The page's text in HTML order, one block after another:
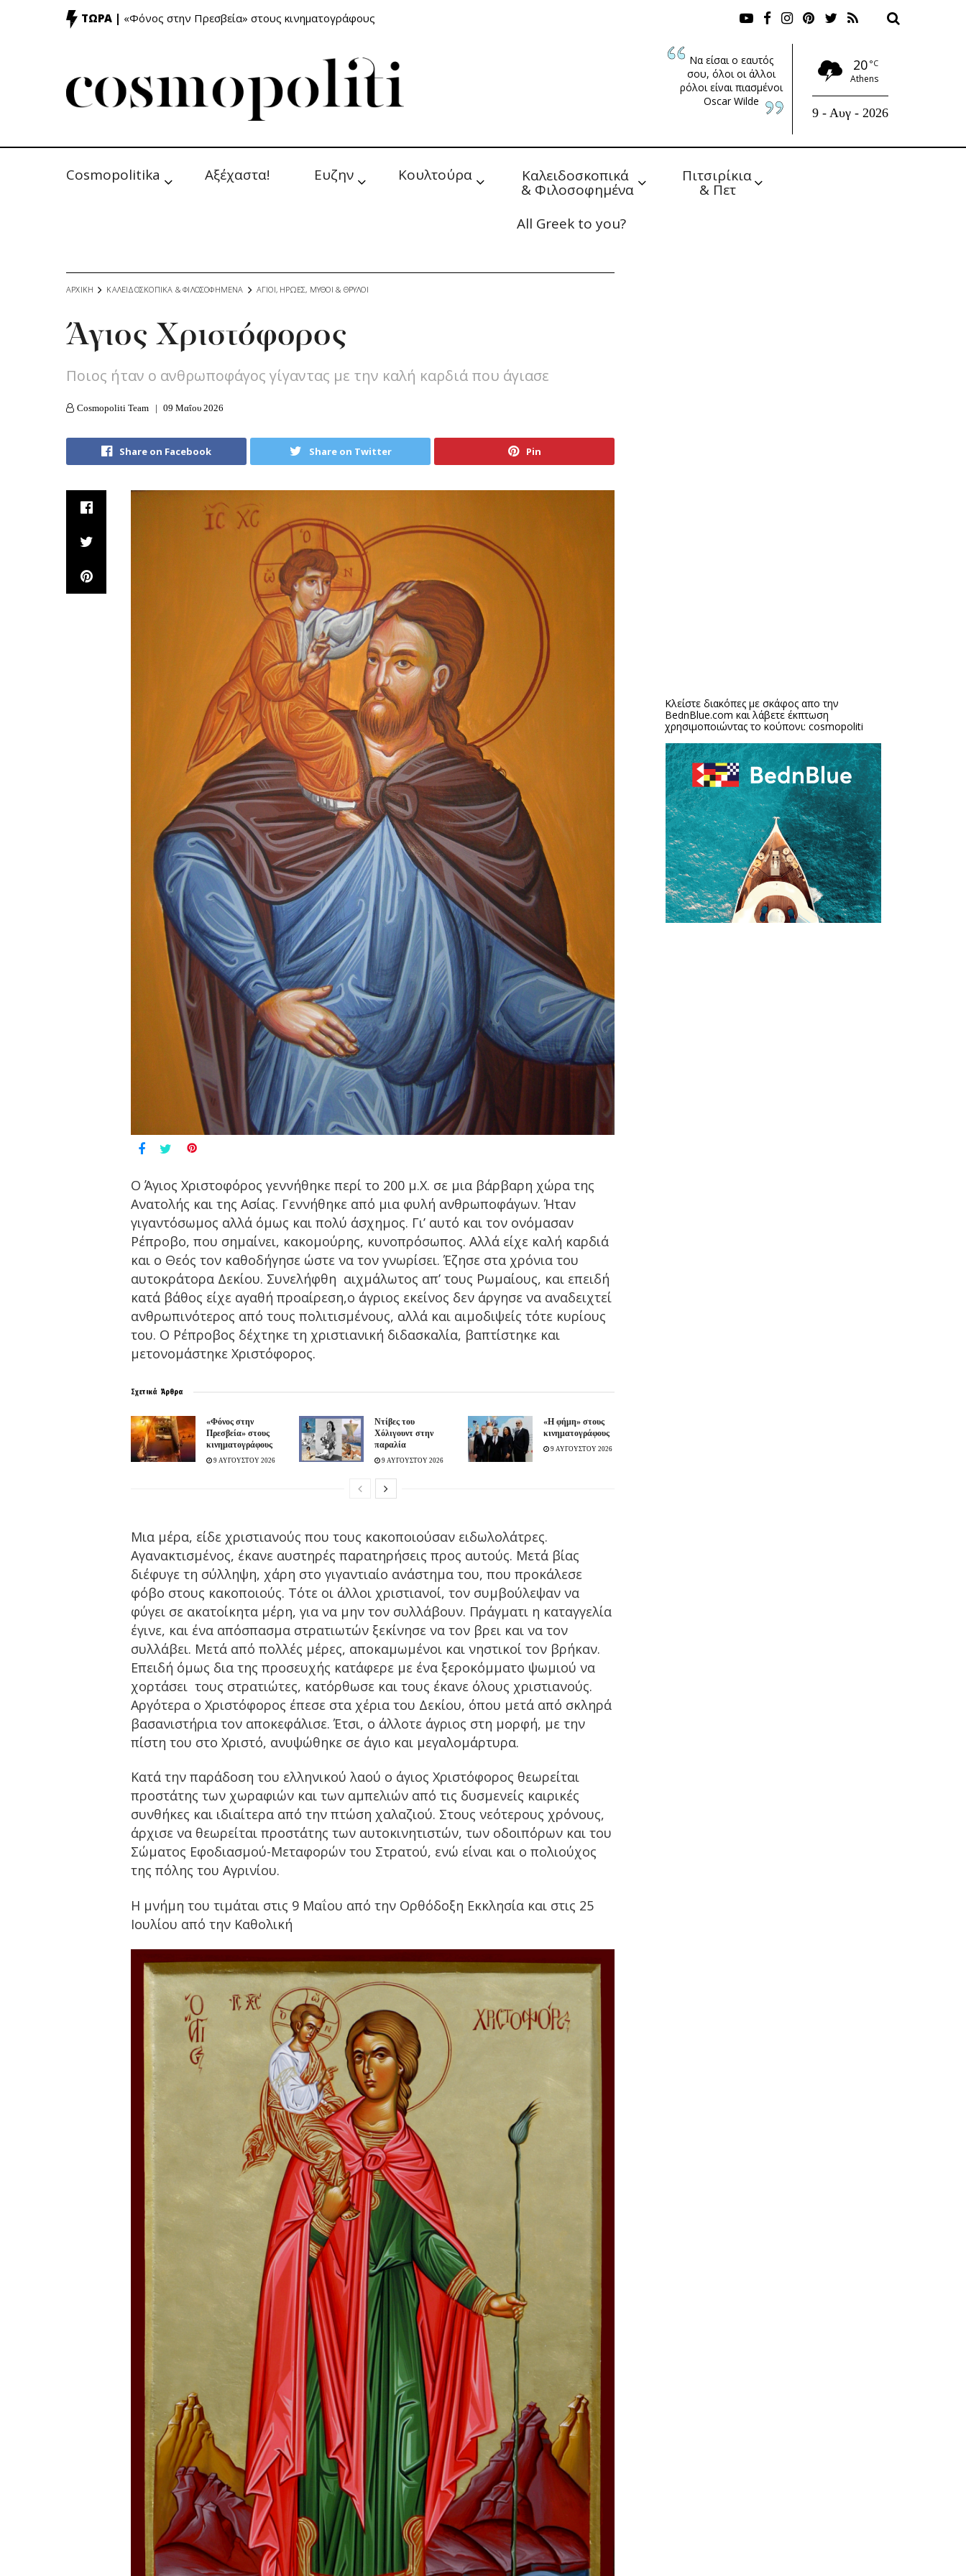
ΤΩΡΑ | «Φόνος στην Πρεσβεία» στους κινηματογράφους
Να είσαι ο εαυτός
σου, όλοι οι άλλοι
ρόλοι είναι πιασμένοι
Oscar Wilde
20 °C
Athens
9 - Αυγ - 2026
Cosmopolitika Αξέχαστα! Ευζην Κουλτούρα Καλειδοσκοπικά
& Φιλοσοφημένα
Πιτσιρίκια
& Πετ
All Greek to you?
ΑΡΧΙΚΗ ΚΑΛΕΙΔΟΣΚΟΠΙΚΑ & ΦΙΛΟΣΟΦΗΜΕΝΑ ΑΓΙΟΙ, ΗΡΩΕΣ, ΜΥΘΟΙ & ΘΡΥΛΟΙ
Άγιος Χριστόφορος
Ποιος ήταν ο ανθρωποφάγος γίγαντας με την καλή καρδιά που άγιασε
Cosmopoliti Team 09 Μαΐου 2026
Share on Facebook Share on Twitter Pin
Ο Άγιος Χριστοφόρος γεννήθηκε περί το 200 μ.Χ. σε μια βάρβαρη χώρα της
Ανατολής και της Ασίας. Γεννήθηκε από μια φυλή ανθρωποφάγων. Ήταν
γιγαντόσωμος αλλά όμως και πολύ άσχημος. Γι’ αυτό και τον ονόμασαν
Ρέπροβο, που σημαίνει, κακομούρης, κυνοπρόσωπος. Αλλά είχε καλή καρδιά
και ο Θεός τον καθοδήγησε ώστε να τον γνωρίσει. Έζησε στα χρόνια του
αυτοκράτορα Δεκίου. Συνελήφθη αιχμάλωτος απ’ τους Ρωμαίους, και επειδή
κατά βάθος είχε αγαθή προαίρεση,ο άγριος εκείνος δεν άργησε να αναδειχτεί
ανθρωπινότερος από τους πολιτισμένους, αλλά και αιμοδιψείς τότε κυρίους
του. Ο Ρέπροβος δέχτηκε τη χριστιανική διδασκαλία, βαπτίστηκε και
μετονομάστηκε Χριστόφορος.
Σχετικά Άρθρα
«Φόνος στην
Πρεσβεία» στους
κινηματογράφους
9 ΑΥΓΟΥΣΤΟΥ 2026
Ντίβες του
Χόλιγουντ στην
παραλία
9 ΑΥΓΟΥΣΤΟΥ 2026
«H φήμη» στους
κινηματογράφους
9 ΑΥΓΟΥΣΤΟΥ 2026
Μια μέρα, είδε χριστιανούς που τους κακοποιούσαν ειδωλολάτρες.
Αγανακτισμένος, έκανε αυστηρές παρατηρήσεις προς αυτούς. Μετά βίας
διέφυγε τη σύλληψη, χάρη στο γιγαντιαίο ανάστημα του, που προκάλεσε
φόβο στους κακοποιούς. Τότε οι άλλοι χριστιανοί, τον συμβούλεψαν να
φύγει σε ακατοίκητα μέρη, για να μην τον συλλάβουν. Πράγματι η καταγγελία
έγινε, και ένα απόσπασμα στρατιωτών ξεκίνησε να τον βρει και να τον
συλλάβει. Μετά από πολλές μέρες, αποκαμωμένοι και νηστικοί τον βρήκαν.
Επειδή όμως δια της προσευχής κατάφερε με ένα ξεροκόμματο ψωμιού να
χορτάσει τους στρατιώτες, κατόρθωσε και τους έκανε όλους χριστιανούς.
Αργότερα ο Χριστόφορος έπεσε στα χέρια του Δεκίου, όπου μετά από σκληρά
βασανιστήρια τον αποκεφάλισε. Έτσι, ο άλλοτε άγριος στη μορφή, με την
πίστη του στο Χριστό, ανυψώθηκε σε άγιο και μεγαλομάρτυρα.
Κατά την παράδοση του ελληνικού λαού ο άγιος Χριστόφορος θεωρείται
προστάτης των χωραφιών και των αμπελιών από τις δυσμενείς καιρικές
συνθήκες και ιδιαίτερα από την πτώση χαλαζιού. Στους νεότερους χρόνους,
άρχισε να θεωρείται προστάτης των αυτοκινητιστών, των οδοιπόρων και του
Σώματος Εφοδιασμού-Μεταφορών του Στρατού, ενώ είναι και ο πολιούχος
της πόλης του Αγρινίου.
Η μνήμη του τιμάται στις 9 Μαΐου από την Ορθόδοξη Εκκλησία και στις 25
Ιουλίου από την Καθολική
Κλείστε διακόπες με σκάφος απο την
BednBlue.com και λάβετε έκπτωση
χρησιμοποιώντας το κούπονι: cosmopoliti